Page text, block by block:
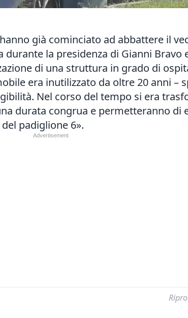
già cominciato ad abbattere il
la presidenza di Gianni Bravo
di una struttura in grado di
era inutilizzato da oltre 20 anni –
Nel corso del tempo si era
durata congrua e permetteranno di
padiglione 6».